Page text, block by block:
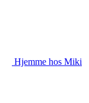
Hjemme hos Miki